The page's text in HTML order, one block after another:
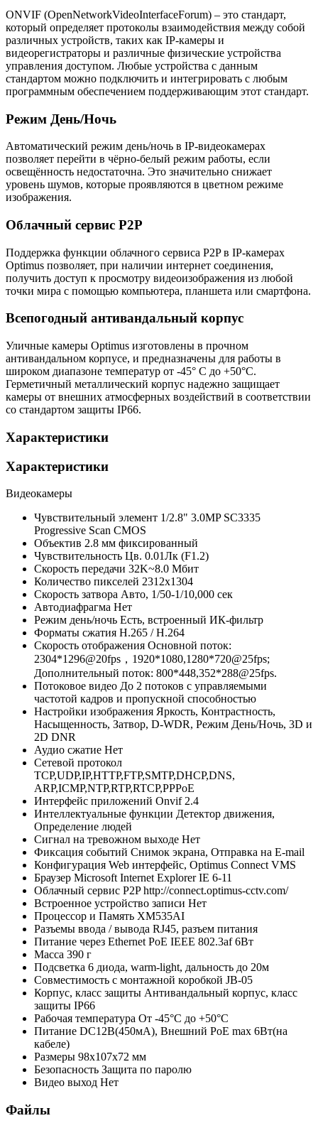
ONVIF (OpenNetworkVideoInterfaceForum) – это стандарт,
который определяет протоколы взаимодействия между собой
различных устройств, таких как IP-камеры и
видеорегистраторы и различные физические устройства
управления доступом. Любые устройства с данным
стандартом можно подключить и интегрировать с любым
программным обеспечением поддерживающим этот стандарт.
Режим День/Ночь
Автоматический режим день/ночь в IP-видеокамерах
позволяет перейти в чёрно-белый режим работы, если
освещённость недостаточна. Это значительно снижает
уровень шумов, которые проявляются в цветном режиме
изображения.
Облачный сервис P2P
Поддержка функции облачного сервиса P2P в IP-камерах
Optimus позволяет, при наличии интернет соединения,
получить доступ к просмотру видеоизображения из любой
точки мира с помощью компьютера, планшета или смартфона.
Всепогодный антивандальный корпус
Уличные камеры Optimus изготовлены в прочном
антивандальном корпусе, и предназначены для работы в
широком диапазоне температур от -45° C до +50°C.
Герметичный металлический корпус надежно защищает
камеры от внешних атмосферных воздействий в соответствии
со стандартом защиты IP66.
Характеристики
Характеристики
Видеокамеры
Чувствительный элемент 1/2.8" 3.0MP SC3335
Progressive Scan CMOS
Объектив 2.8 мм фиксированный
Чувствительность Цв. 0.01Лк (F1.2)
Скорость передачи 32K~8.0 Мбит
Количество пикселей 2312х1304
Скорость затвора Авто, 1/50-1/10,000 сек
Автодиафрагма Нет
Режим день/ночь Есть, встроенный ИК-фильтр
Форматы сжатия H.265 / H.264
Скорость отображения Основной поток:
2304*1296@20fps，1920*1080,1280*720@25fps;
Дополнительный поток: 800*448,352*288@25fps.
Потоковое видео До 2 потоков с управляемыми
частотой кадров и пропускной способностью
Настройки изображения Яркость, Контрастность,
Насыщенность, Затвор, D-WDR, Режим День/Ночь, 3D и
2D DNR
Аудио сжатие Нет
Сетевой протокол
TCP,UDP,IP,HTTP,FTP,SMTP,DHCP,DNS,
ARP,ICMP,NTP,RTP,RTCP,PPPoE
Интерфейс приложений Onvif 2.4
Интеллектуальные функции Детектор движения,
Определение людей
Сигнал на тревожном выходе Нет
Фиксация событий Снимок экрана, Отправка на E-mail
Конфигурация Web интерфейс, Optimus Connect VMS
Браузер Microsoft Internet Explorer IE 6-11
Облачный сервис P2P http://connect.optimus-cctv.com/
Встроенное устройство записи Нет
Процессор и Память XM535AI
Разъемы ввода / вывода RJ45, разъем питания
Питание через Ethernet PoE IEEE 802.3af 6Вт
Масса 390 г
Подсветка 6 диода, warm-light, дальность до 20м
Совместимость с монтажной коробкой JB-05
Корпус, класс защиты Антивандальный корпус, класс
защиты IР66
Рабочая температура От -45°С до +50°С
Питание DC12В(450мА), Внешний PoE max 6Вт(на
кабеле)
Размеры 98x107x72 мм
Безопасность Защита по паролю
Видео выход Нет
Файлы